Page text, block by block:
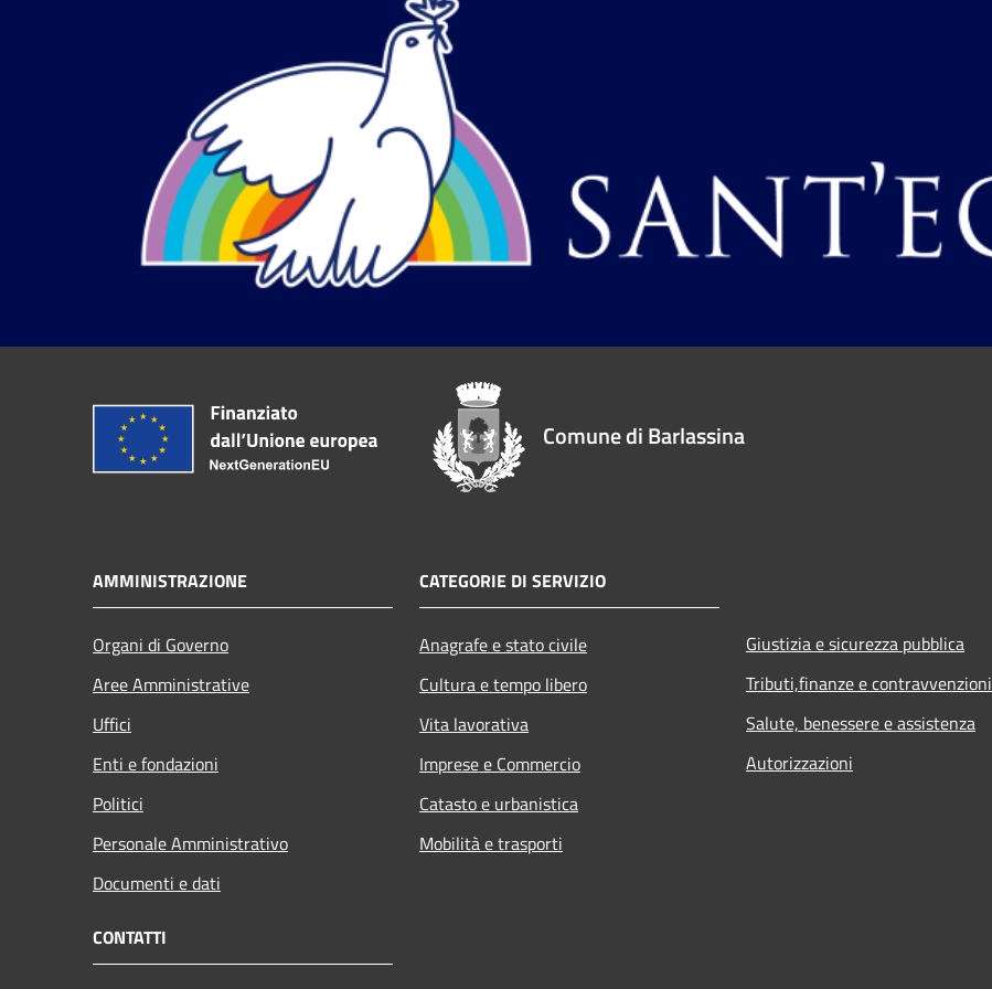
Comune di Barlassina
AMMINISTRAZIONE
Organi di Governo
Aree Amministrative
Uffici
Enti e fondazioni
Politici
Personale Amministrativo
Documenti e dati
CATEGORIE DI SERVIZIO
Anagrafe e stato civile
Cultura e tempo libero
Vita lavorativa
Imprese e Commercio
Catasto e urbanistica
Mobilità e trasporti
Giustizia e sicurezza pubblica
Tributi,finanze e contravvenzioni
Salute, benessere e assistenza
Autorizzazioni
CONTATTI